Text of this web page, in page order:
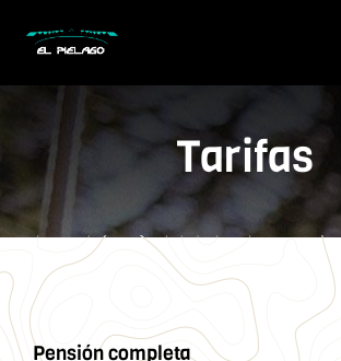
Tarifas
Pensión completa